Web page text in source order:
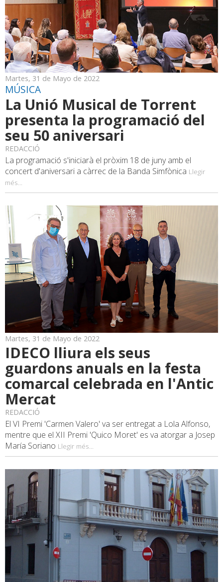
Martes, 31 de Mayo de 2022
MÚSICA
La Unió Musical de Torrent
presenta la programació del
seu 50 aniversari
REDACCIÓ
La programació s'iniciarà el pròxim 18 de juny amb el
concert d'aniversari a càrrec de la Banda Simfònica Llegir
més...
Martes, 31 de Mayo de 2022
IDECO lliura els seus
guardons anuals en la festa
comarcal celebrada en l'Antic
Mercat
REDACCIÓ
El VI Premi 'Carmen Valero' va ser entregat a Lola Alfonso,
mentre que el XII Premi 'Quico Moret' es va atorgar a Josep
María Soriano Llegir més...